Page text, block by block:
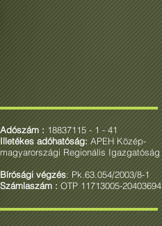
Adószám : 18837115 - 1 - 41
Illetékes adóhatóság: APEH Közép-
magyarországi Regionális Igazgatóság
Bírósági végzés: Pk.63.054/2003/8-1
Számlaszám : OTP 11713005-20403694